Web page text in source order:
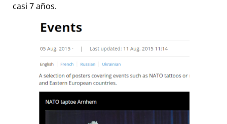
casi 7 años.